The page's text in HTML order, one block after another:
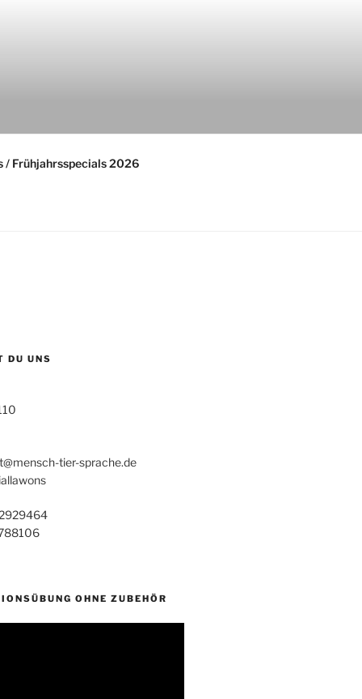
/ Frühjahrsspecials 2026
DU UNS
tier-sprache.de
OHNE ZUBEHÖR